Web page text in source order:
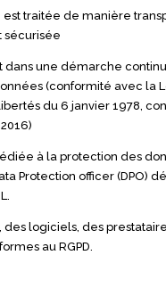
traitée de manière
dans une démarche
(conformité avec la
du 6 janvier 1978,
à la protection des
Protection officer (DPO)
des logiciels, des
au RGPD.